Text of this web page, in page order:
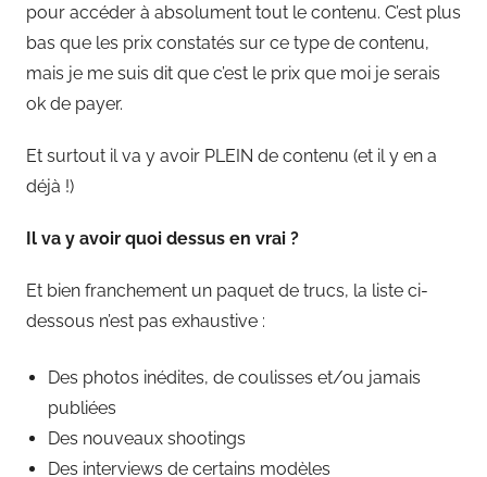
pour accéder à absolument tout le contenu. C’est plus
bas que les prix constatés sur ce type de contenu,
mais je me suis dit que c’est le prix que moi je serais
ok de payer.
Et surtout il va y avoir PLEIN de contenu (et il y en a
déjà !)
Il va y avoir quoi dessus en vrai ?
Et bien franchement un paquet de trucs, la liste ci-
dessous n’est pas exhaustive :
Des photos inédites, de coulisses et/ou jamais
publiées
Des nouveaux shootings
Des interviews de certains modèles